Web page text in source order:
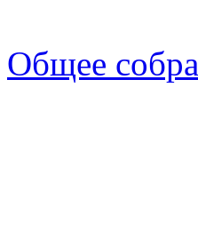
Общее